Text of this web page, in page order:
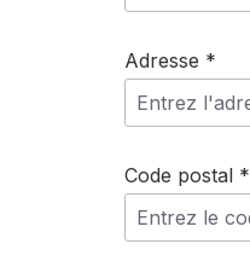
Adresse *
Code postal *